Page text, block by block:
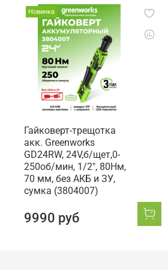
Новинка
Гайковерт-трещотка
акк. Greenworks
GD24RW, 24V,б/щет,0-
250об/мин, 1/2", 80Нм,
70 мм, без АКБ и ЗУ,
сумка (3804007)
9990 руб